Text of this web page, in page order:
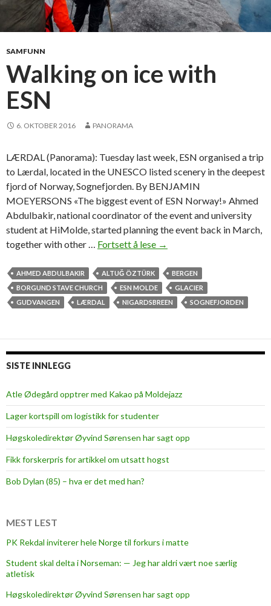
SAMFUNN
Walking on ice with
ESN
6. OKTOBER 2016 PANORAMA
LÆRDAL (Panorama): Tuesday last week, ESN organised a trip
to Lærdal, located in the UNESCO listed scenery in the deepest
fjord of Norway, Sognefjorden. By BENJAMIN
MOEYERSONS «The biggest event of ESN Norway!» Ahmed
Abdulbakir, national coordinator of the event and university
student at HiMolde, started planning the event back in March,
together with other … Fortsett å lese W
i
c
e
w
t
h
→
AHMED ABDULBAKIR ALTUĞ ÖZTÜRK
BERGEN
BORGUND STAVE CHURCH
ESN MOLDE
GLACIER
GUDVANGEN
LÆRDAL NIGARDSBREEN SOGNEFJORDEN
SISTE INNLEGG
Atle Ødegård opptrer med Kakao på Moldejazz
Lager kortspill om logistikk for studenter
Høgskoledirektør Øyvind Sørensen har sagt opp
Fikk forskerpris for artikkel om utsatt hogst
Bob Dylan (85) – hva er det med han?
MEST LEST
PK Rekdal inviterer hele Norge til forkurs i matte
Student skal delta i Norseman: — Jeg har aldri vært noe særlig
atletisk
Høgskoledirektør Øyvind Sørensen har sagt opp